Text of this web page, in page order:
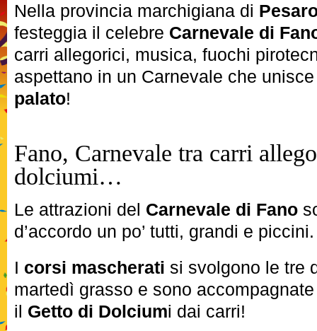
Nella provincia marchigiana di
festeggia il celebre Carnevale di
carri allegorici, musica, fuochi
aspettano in un Carnevale che
palato!
Fano, Carnevale tra carri
dolciumi…
Le attrazioni del Carnevale di Fano
d’accordo un po’ tutti, grandi e piccini.
I corsi mascherati si svolgono le tre
martedì grasso e sono
il Getto di Dolciumi dai carri!